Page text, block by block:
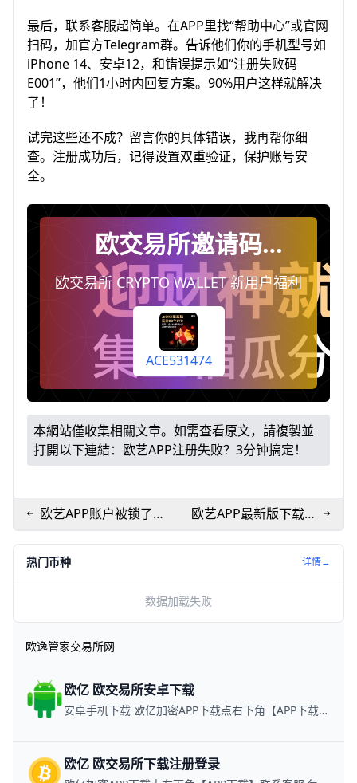
最后，联系客服超简单。在APP里找“帮助中心”或官网
扫码，加官方Telegram群。告诉他们你的手机型号如
iPhone 14、安卓12，和错误提示如“注册失败码
E001”，他们1小时内回复方案。90%用户这样就解决
了！
试完这些还不成？留言你的具体错误，我再帮你细
查。注册成功后，记得设置双重验证，保护账号安
全。
欧交易所邀请码
ACE531474，注册时填
写即终身享受手续费返
佣20%（每天自动到你
账户）
欧交易所 CRYPTO WALLET 新用户福利
ACE531474
本網站僅收集相關文章。如需查看原文，請複製並
打開以下連結： 欧艺APP注册失败？3分钟搞定！
欧艺APP账户被锁了？
3步快速解锁秘籍！
欧艺APP最新版下载：
3分钟搞定全攻略！
热门币种 详情→
数据加载失败
欧逸管家交易所网
欧亿 欧交易所安卓下载
安卓手机下载 欧亿加密APP下载点右下角【APP下载】联系客服 每日更新可用链接
欧亿 欧交易所下载注册登录